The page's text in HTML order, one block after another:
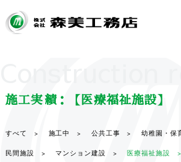
施工実績：【医療福祉施設】
すべて > 施工中 > 公共工事 > 幼稚園・
民間施設 > マンション建設 > 医療福祉施設 >